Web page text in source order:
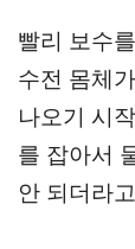
빨리 보수
수전 몸체
나오기 시
를 잡아서
안 되더라